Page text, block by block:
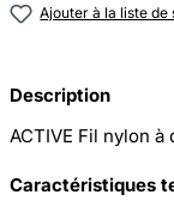
Ajouter à la liste de
Description
ACTIVE Fil nylon
Caractéristiques